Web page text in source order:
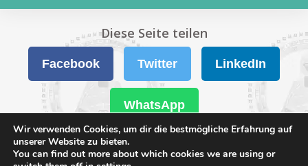
Wir verwenden Cookies, um dir die bestmögliche Erfahrung auf
unserer Website zu bieten.
You can find out more about which cookies we are using or
Diese Seite teilen
Facebook Twitter LinkedIn
WhatsApp